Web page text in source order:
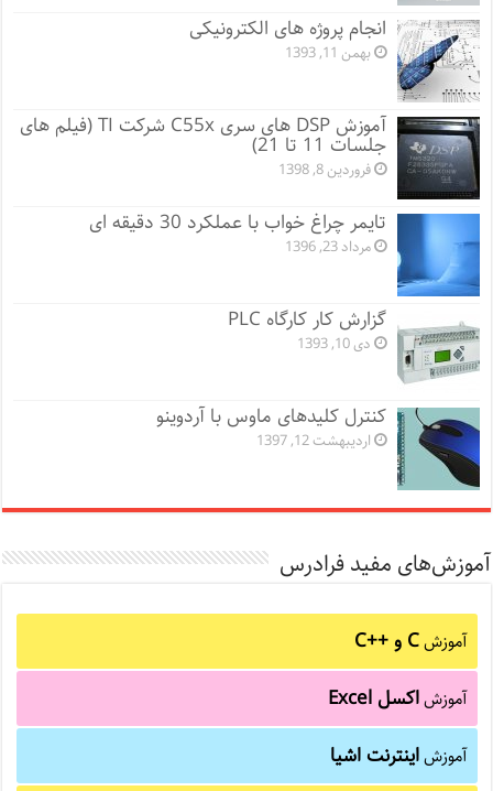
انجام پروژه های الکترونیکی
بهمن 11, 1393
آموزش DSP های سری C55x شرکت TI (فیلم های
جلسات 11 تا 21)
فروردین 8, 1398
تایمر چراغ خواب با عملکرد 30 دقیقه ای
مرداد 23, 1396
گزارش کار کارگاه PLC
دی 10, 1393
کنترل کلیدهای ماوس با آردوینو
اردیبهشت 12, 1397
آموزش‌های مفید فرادرس
آموزشC و C++‎
آموزشاکسل Excel
آموزشاینترنت اشیا